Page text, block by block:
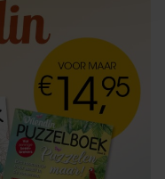
Ook delen we
site met onze
en analyse. Deze
met andere
of die ze hebben
van hun services. U
u onze website blijft